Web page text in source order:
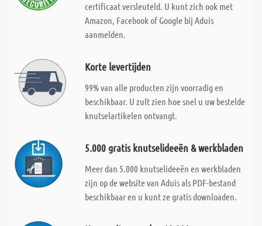
certificaat versleuteld. U kunt zich ook met
Amazon, Facebook of Google bij Aduis
aanmelden.
Korte levertijden
99% van alle producten zijn voorradig en
beschikbaar. U zult zien hoe snel u uw bestelde
knutselartikelen ontvangt.
5.000 gratis knutselideeën & werkbladen
Meer dan 5.000 knutselideeën en werkbladen
zijn op de website van Aduis als PDF-bestand
beschikbaar en u kunt ze gratis downloaden.